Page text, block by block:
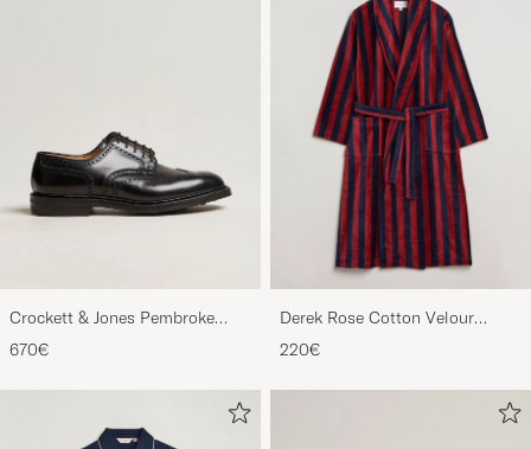
Crockett & Jones Pembroke
Derbys Black Calf
670€
Derek Rose Cotton Velour
Striped Gown Red/Blue
220€